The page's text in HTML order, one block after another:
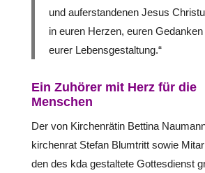
und auf­er­stan­de­nen Jesus
in euren Herzen, euren Gedanken
eurer Lebens­ge­stal­tung.“
Ein Zuhörer mit Herz für die
Menschen
Der von Kir­chen­rä­tin Bettina
kir­chen­rat Stefan Blum­tritt sowie
den des kda gestal­tete Got­tes­dienst